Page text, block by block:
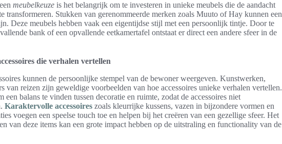
meubelkeuze is het belangrijk om te investeren in unieke meubels die de aandacht
transformeren. Stukken van gerenommeerde merken zoals Muuto of Hay kunnen een
Deze meubels hebben vaak een eigentijdse stijl met een persoonlijk tintje. Door te
bank of een opvallende eetkamertafel ontstaat er direct een andere sfeer in de
die verhalen vertellen
kunnen de persoonlijke stempel van de bewoner weergeven. Kunstwerken,
van reizen zijn geweldige voorbeelden van hoe accessoires unieke verhalen vertellen.
een balans te vinden tussen decoratie en ruimte, zodat de accessoires niet
Karaktervolle accessoires zoals kleurrijke kussens, vazen in bijzondere vormen en
voegen een speelse touch toe en helpen bij het creëren van een gezellige sfeer. Het
van deze items kan een grote impact hebben op de uitstraling en functionality van de